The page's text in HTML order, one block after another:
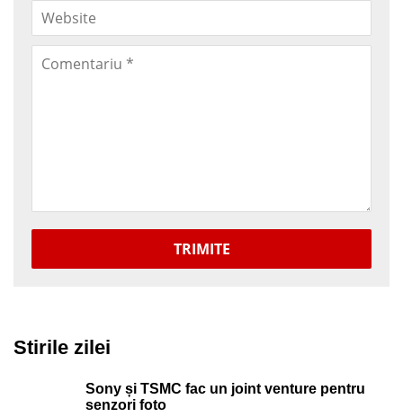
TRIMITE
Stirile zilei
Sony și TSMC fac un joint venture pentru
senzori foto